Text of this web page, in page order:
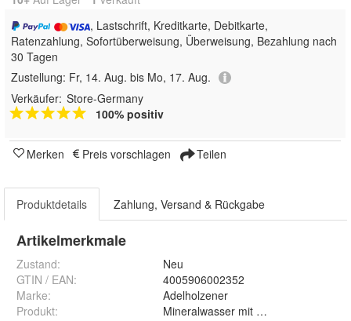
, Lastschrift, Kreditkarte, Debitkarte,
Ratenzahlung, Sofortüberweisung, Überweisung, Bezahlung nach
30 Tagen
Zustellung: Fr, 14. Aug. bis Mo, 17. Aug.
Verkäufer: Store-Germany
100% positiv
Merken Preis vorschlagen Teilen
Produktdetails Zahlung, Versand & Rückgabe
Artikelmerkmale
Zustand:
Neu
GTIN / EAN:
4005906002352
Marke:
Adelholzener
Produkt:
Mineralwasser mit Geschmack